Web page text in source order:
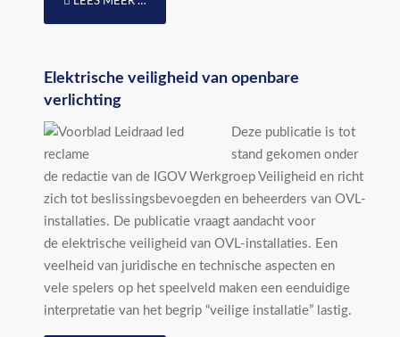
Elektrische veiligheid van openbare
verlichting
Deze publicatie is tot
stand gekomen onder
de redactie van de IGOV Werkgroep Veiligheid en richt
zich tot beslissingsbevoegden en beheerders van OVL-
installaties. De publicatie vraagt aandacht voor
de elektrische veiligheid van OVL-installaties. Een
veelheid van juridische en technische aspecten en
vele spelers op het speelveld maken een eenduidige
interpretatie van het begrip “veilige installatie” lastig.